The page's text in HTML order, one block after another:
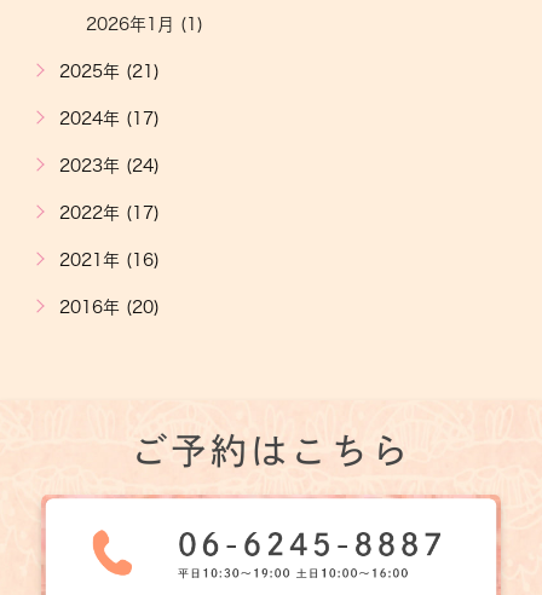
2026年1月 (1)
2025年 (21)
2024年 (17)
2023年 (24)
2022年 (17)
2021年 (16)
2016年 (20)
ご予約はこちら